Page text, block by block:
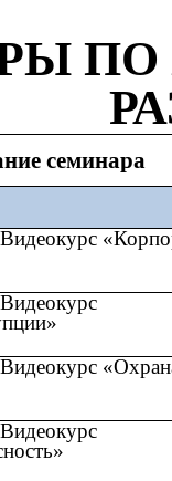
Ы ​​ ПО​​
семинара